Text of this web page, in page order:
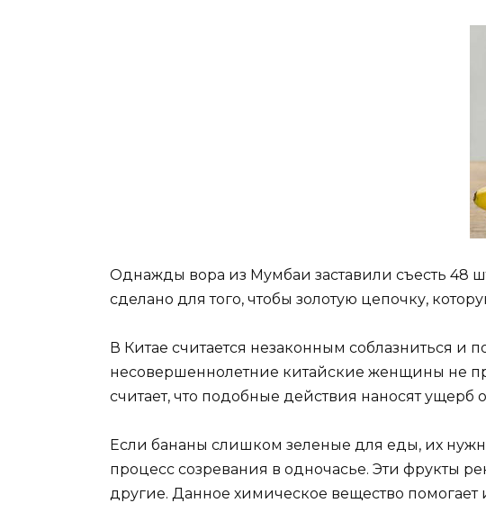
Однажды вора из Мумбаи заставили съесть 48
сделано для того, чтобы золотую цепочку,
В Китае считается незаконным соблазниться и
несовершеннолетние китайские женщины не
считает, что подобные действия наносят ущерб
Если бананы слишком зеленые для еды, их
процесс созревания в одночасье. Эти фрукты
другие. Данное химическое вещество помогает